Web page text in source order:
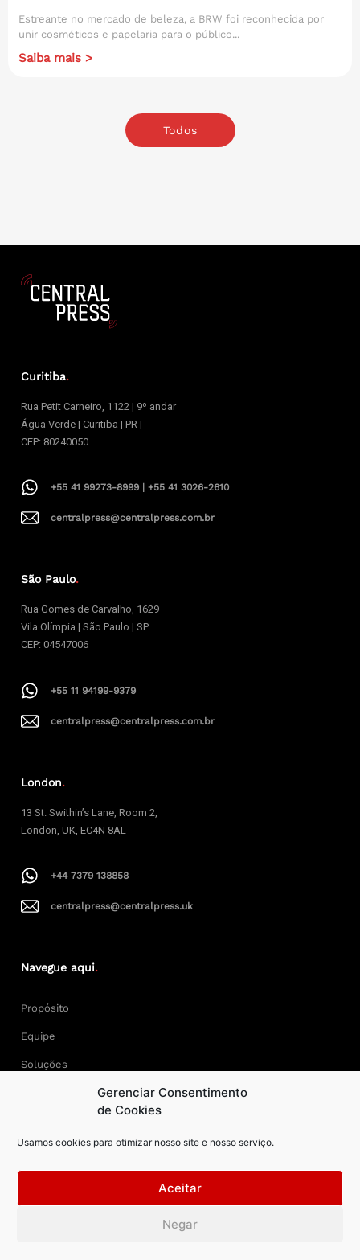
Gerenciar Consentimento
de Cookies
Usamos cookies para otimizar nosso site e nosso serviço.
Aceitar
Negar
Estreante no mercado de beleza, a BRW foi reconhecida por
unir cosméticos e papelaria para o público...
Saiba mais >
Todos
Curitiba.
Rua Petit Carneiro, 1122 | 9º andar
Água Verde | Curitiba | PR |
CEP: 80240050
+55 41 99273-8999 | +55 41 3026-2610
centralpress@centralpress.com.br
São Paulo.
Rua Gomes de Carvalho, 1629
Vila Olímpia | São Paulo | SP
CEP: 04547006
+55 11 94199-9379
centralpress@centralpress.com.br
London.
13 St. Swithin’s Lane, Room 2,
London, UK, EC4N 8AL
+44 7379 138858
centralpress@centralpress.uk
Navegue aqui.
Propósito
Equipe
Soluções
Central Press – todos os direitos reservados. Developer: